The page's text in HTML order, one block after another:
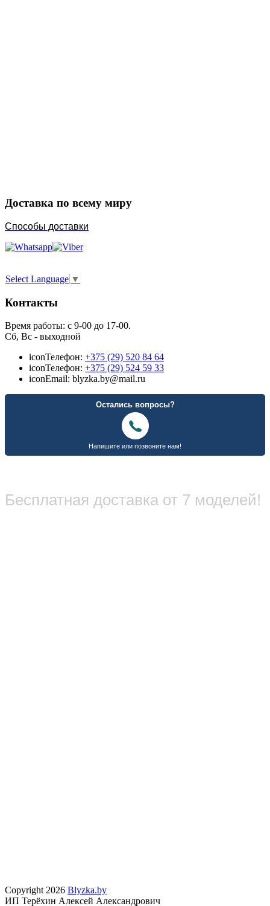
Доставка по всему миру
Способы доставки
Select Language ▼
Контакты
Время работы: с 9-00 до 17-00.
Сб, Вс - выходной
iconТелефон: +375 (29) 520 84 64
iconТелефон: +375 (29) 524 59 33
iconEmail: blyzka.by@mail.ru
Бесплатная доставка от 7 моделей!
Copyright 2026 Blyzka.by
ИП Терёхин Алексей Александрович